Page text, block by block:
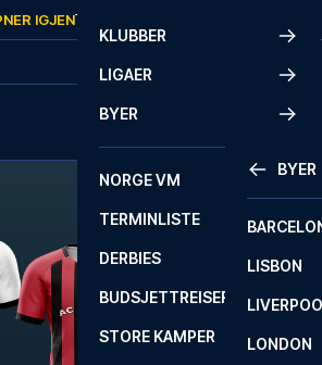
IGJENTORSDAG
KLUBBER
LIGAER
BYER
BYER
LISBON
LONDON
NORGE VM
TERMINLISTE
DERBIES
BUDSJETTREISER
STORE KAMPER